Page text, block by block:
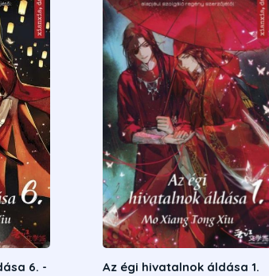
6. -
Az égi hivatalnok áldása 1.